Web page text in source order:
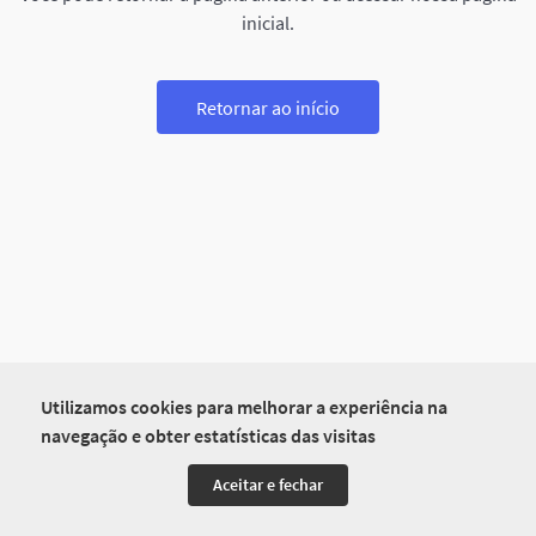
Utilizamos cookies para melhorar a experiência na
navegação e obter estatísticas das visitas
Aceitar e fechar
inicial.
Retornar ao início